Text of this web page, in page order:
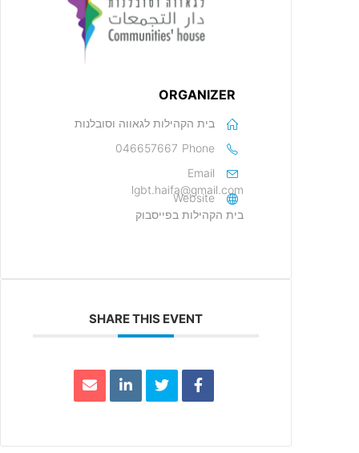
ORGANIZER
בית הקהילות לגאווה וסובלנות
Phone
046657667
Email
lgbt.haifa@gmail.com
Website
בית הקהילות בפייסבוק
SHARE THIS EVENT